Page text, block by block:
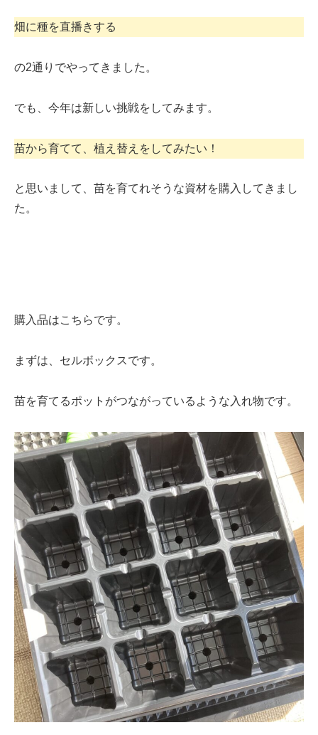
畑に種を直播きする
の2通りでやってきました。
でも、今年は新しい挑戦をしてみます。
苗から育てて、植え替えをしてみたい！
と思いまして、苗を育てれそうな資材を購入してきまし
た。
購入品はこちらです。
まずは、セルボックスです。
苗を育てるポットがつながっているような入れ物です。